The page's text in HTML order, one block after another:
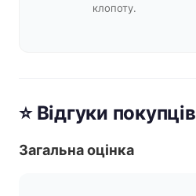
клопоту.
⭐ Відгуки покупців
Загальна оцінка